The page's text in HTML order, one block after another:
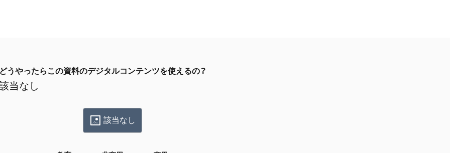
どうやったらこの資料のデジタルコンテンツを使えるの？
当なし
該当なし